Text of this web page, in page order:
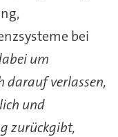
bei
um
darauf verlassen,
und
zurückgibt,